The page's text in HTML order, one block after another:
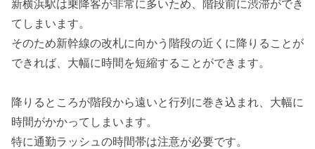
新横浜駅は乗降客が非常に多いため、階段前に渋滞ができ
てしまいます。
そのため新幹線の改札に向かう階段の近くに降りることが
できれば、大幅に時間を短縮することができます。
降りるところが階段から遠いと行列に巻き込まれ、大幅に
時間がかかってしまいます。
特に通勤ラッシュの時間帯は注意が必要です。